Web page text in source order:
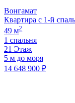
Вонгамат
Квартира с 1-й
49 м2
1 спальня
21 Этаж
5 м до моря
14 648 900 ₽